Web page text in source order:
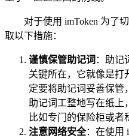
对于使用 imToken 为了
取以下措施：
谨慎保管助记词 ：助记
关键所在，它就像是打
定要将助记词妥善保管
助记词工整地写在纸上
比如专门的保险柜或者
注意网络安全：在使用